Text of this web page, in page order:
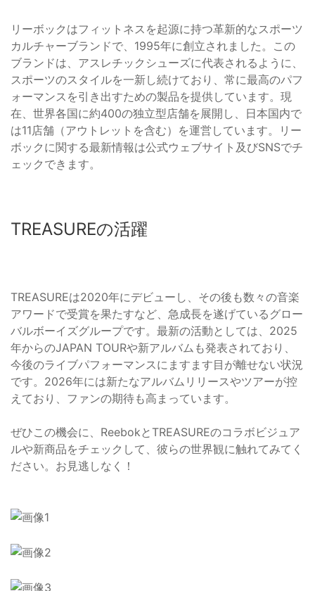
リーボックはフィットネスを起源に持つ革新的なスポーツ
カルチャーブランドで、1995年に創立されました。この
ブランドは、アスレチックシューズに代表されるように、
スポーツのスタイルを一新し続けており、常に最高のパフ
ォーマンスを引き出すための製品を提供しています。現
在、世界各国に約400の独立型店舗を展開し、日本国内で
は11店舗（アウトレットを含む）を運営しています。リー
ボックに関する最新情報は公式ウェブサイト及びSNSでチ
ェックできます。
TREASUREの活躍
TREASUREは2020年にデビューし、その後も数々の音楽
アワードで受賞を果たすなど、急成長を遂げているグロー
バルボーイズグループです。最新の活動としては、2025
年からのJAPAN TOURや新アルバムも発表されており、
今後のライブパフォーマンスにますます目が離せない状況
です。2026年には新たなアルバムリリースやツアーが控
えており、ファンの期待も高まっています。
ぜひこの機会に、ReebokとTREASUREのコラボビジュア
ルや新商品をチェックして、彼らの世界観に触れてみてく
ださい。お見逃しなく！